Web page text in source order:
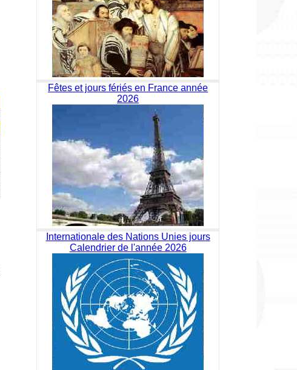
Fêtes et jours fériés en France année
2026
Internationale des Nations Unies jours
Calendrier de l'année 2026